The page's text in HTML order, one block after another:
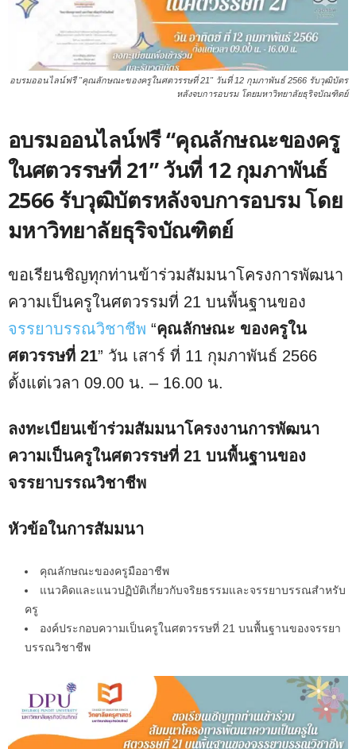
อบรมออนไลน์ฟรี "คุณลักษณะของครูในศตวรรษที่ 21" วันที่ 12 กุมภาพันธ์ 2566 รับวุฒิบัตร
หลังจบการอบรม โดยมหาวิทยาลัยธุริจบัณฑิตย์
อบรมออนไลน์ฟรี “คุณลักษณะของครู
ในศตวรรษที่ 21” วันที่ 12 กุมภาพันธ์
2566 รับวุฒิบัตรหลังจบการอบรม โดย
มหาวิทยาลัยธุริจบัณฑิตย์
ขอเรียนชิญทุกท่านข้าร่วมสัมมนาโครงการพัฒนา
ความเป็นครูในศตวรรมที่ 21 บนพื้นฐานของ
จรรยาบรรณวิชาชีพ “คุณลักษณะ ของครูใน
ศตวรรษที่ 21” วัน เสาร์ ที่ 11 กุมภาพันธ์ 2566
ตั้งแต่เวลา 09.00 น. – 16.00 น.
ลงทะเบียนเข้าร่วมสัมมนาโครงงานการพัฒนา
ความเป็นครูในศตวรรษที่ 21 บนพื้นฐานของ
จรรยาบรรณวิชาชีพ
หัวข้อในการสัมมนา
คุณลักษณะของครูมืออาชีพ
แนวคิดและแนวปฏิบัติเกี่ยวกับจริยธรรมและจรรยาบรรณสำหรับ
ครู
องค์ประกอบความเป็นครูในศตวรรษที่ 21 บนพื้นฐานของจรรยา
บรรณวิชาชีพ